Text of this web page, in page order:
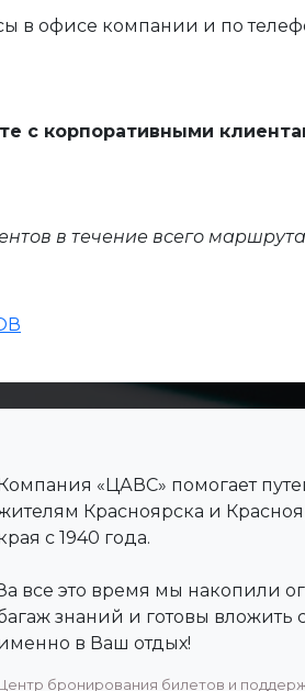
в офисе компании и по
с корпоративными
в течение всего
«ЦАВС» помогает
Красноярска и
с 1940 года.
все это время мы накопили
знаний и готовы вложить
в Ваш отдых!
бронирования билетов и